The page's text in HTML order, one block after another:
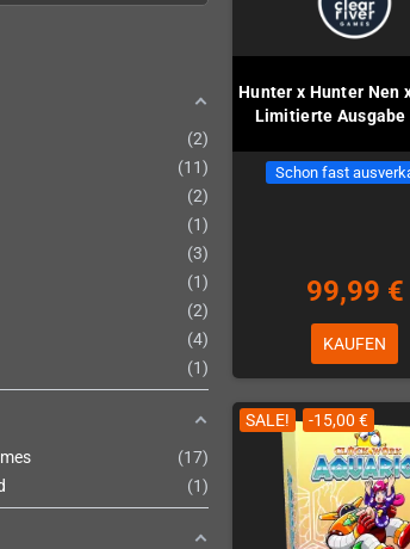
2
11
2
1
3
1
2
4
1
17
1
Hunter x Hunter Nen
Limitierte Ausgabe
Schon fast
99,99 €
KAUFEN
SALE! -15,00 €